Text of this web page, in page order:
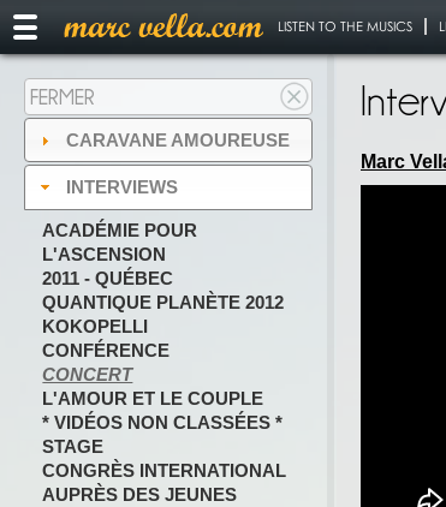
Marc
LISTEN TO THE MUSICS
FERMER
CARAVANE AMOUREUSE
INTERVIEWS
ACADÉMIE POUR
L'ASCENSION
2011 - QUÉBEC
QUANTIQUE PLANÈTE 2012
KOKOPELLI
CONFÉRENCE
CONCERT
L'AMOUR ET LE COUPLE
* VIDÉOS NON CLASSÉES *
STAGE
CONGRÈS INTERNATIONAL
AUPRÈS DES JEUNES